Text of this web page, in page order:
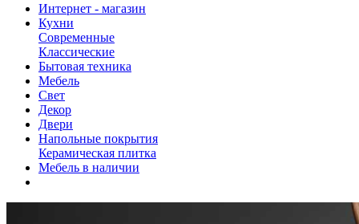
Интернет - магазин
Кухни
Современные
Классические
Бытовая техника
Мебель
Свет
Декор
Двери
Напольные покрытия
Керамическая плитка
Мебель в наличии